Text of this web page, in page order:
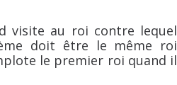
visite au roi contre lequel
doit être le même roi
le premier roi quand il